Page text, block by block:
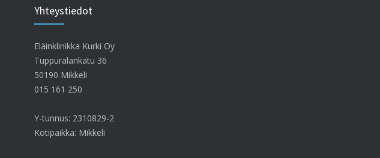
Yhteystiedot
Eläinklinikka Kurki Oy
Tuppuralankatu 36
50190 Mikkeli
015 161 250
Y-tunnus: 2310829-2
Kotipaikka: Mikkeli